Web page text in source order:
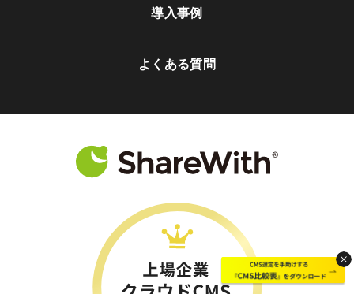
導入事例
よくある質問